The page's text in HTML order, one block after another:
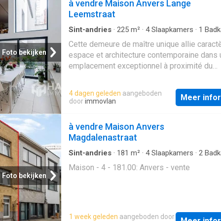
Foto bekijken
à vendre Maison Anvers Lange
Leemstraat
Sint-andries · 225 m² · 4Slaapkamers · 1
Cette demeure de maître unique allie
espace et architecture contemporaine dans
emplacement exceptionnel à proximité du
cafés conviviaux, les transports en
principaux axes routiers sont accessibles à
qui vous permet de profiter à la fois d'une
La maison a été partiellement rénovée au fil
ans et allie son charme authentique au
vie contemporain. Grâce à des finitions de
à un indice de performance énergétique
place centrale. L’espace de vie a été conçu
4 dagen geleden aangeboden
doorimmovlan Meer
Foto bekijken
à vendre Maison Anvers
Magdalenastraat
Sint-andries · 181 m² · 4Slaapkamers · 2
Maison - 4 - 181.00: Anvers - vente
1 week geleden aangeboden door